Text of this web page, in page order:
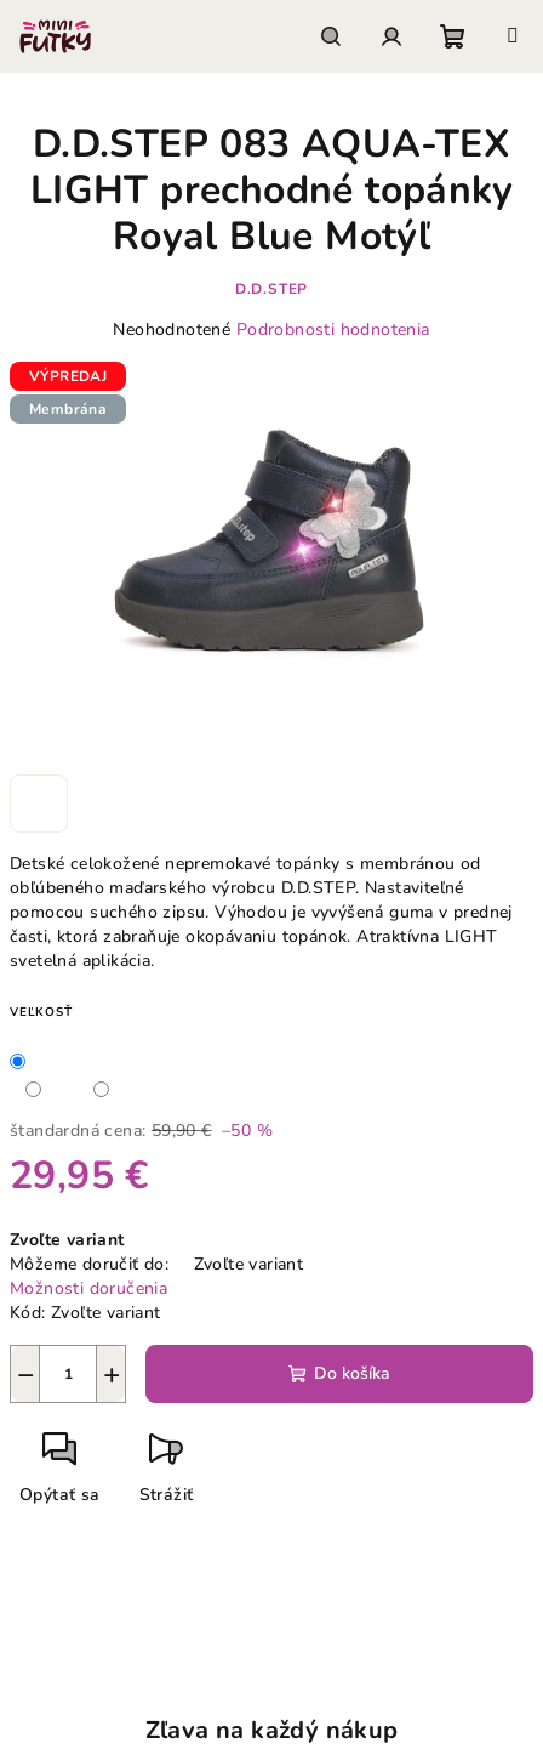
obsah
košík
Detské celokožené nepremokavé topánky s membránou od
obľúbeného maďarského výrobcu D.D.STEP. Nastaviteľné
pomocou suchého zipsu. Výhodou je vyvýšená guma v prednej
časti, ktorá zabraňuje okopávaniu topánok.Atraktívna LIGHT
svetelná aplikácia.
VEĽKOSŤ
štandardná cena: 59,90 € –50 %
29,95 €
cena:
Zvoľte variant
Môžeme doručiť do:
Zvoľte variant
Možnosti doručenia
Kód: Zvoľte variant
+
− Do košíka
Opýtať sa Strážiť
D.D.STEP 083 AQUA-TEX
LIGHT prechodné topánky
Royal Blue Motýľ
D.D.STEP
Priemerné
produktu
je
0,0
Neohodnotené Podrobnosti hodnotenia
VÝPREDAJ
Membrána
Zľava na každý nákup